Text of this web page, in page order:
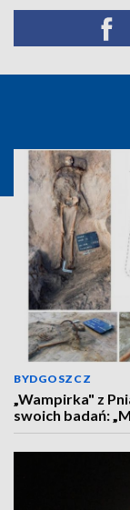
BYDGOSZCZ
„Wampirka" z
swoich badań: